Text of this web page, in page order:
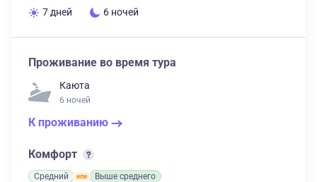
7 дней 6 ночей
Проживание во время тура
Каюта
6 ночей
К проживанию
Комфорт
Средний Выше среднего